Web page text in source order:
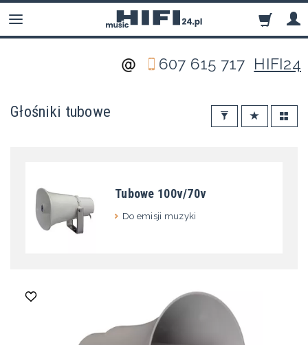
607 615 717 HIFI24
Głośniki tubowe
Tubowe 100v/70v
Do emisji muzyki